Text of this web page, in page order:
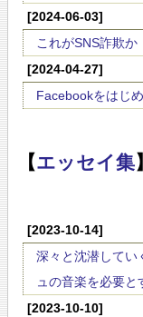
[2024-06-03]
これがSNS詐欺か
[2024-04-27]
Facebookをはじ
【エッセイ集】
[2023-10-14]
深々と沈潜してい
ュの音楽を必要と
[2023-10-10]